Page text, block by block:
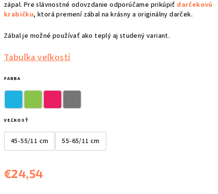
zápal. Pre slávnostné odovzdanie odporúčame prikúpiť darčekovú
krabičku, ktorá premení zábal na krásny a originálny darček.
Zábal je možné používať ako teplý aj studený variant.
Tabuľka veľkostí
FARBA
VEĽKOSŤ
45-55/11 cm 55-65/11 cm
€24,54
O